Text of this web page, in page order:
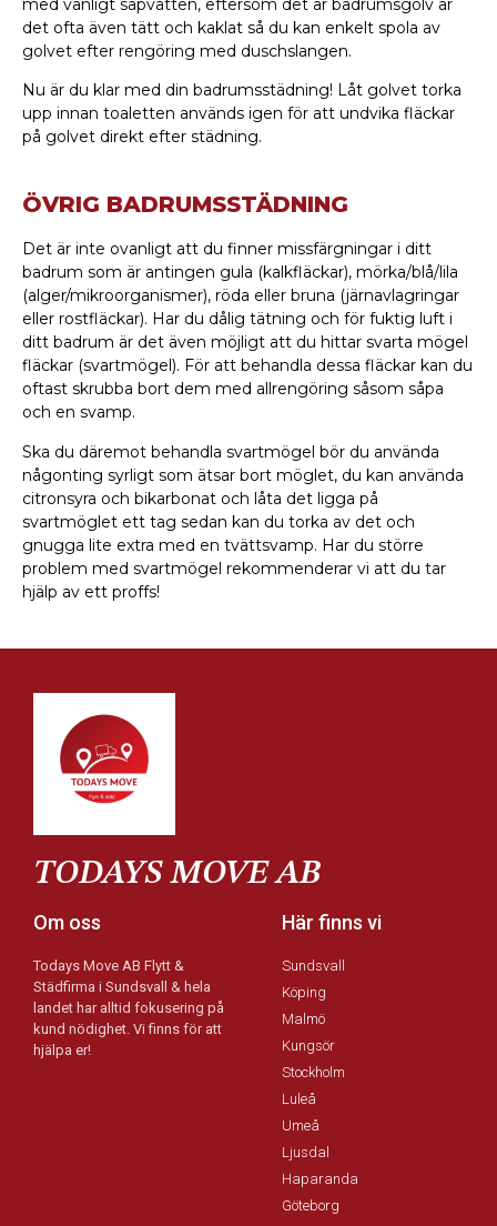
med vanligt såpvatten, eftersom det är badrumsgolv är
det ofta även tätt och kaklat så du kan enkelt spola av
golvet efter rengöring med duschslangen.
Nu är du klar med din badrumsstädning! Låt golvet torka
upp innan toaletten används igen för att undvika fläckar
på golvet direkt efter städning.
ÖVRIG BADRUMSSTÄDNING
Det är inte ovanligt att du finner missfärgningar i ditt
badrum som är antingen gula (kalkfläckar), mörka/blå/lila
(alger/mikroorganismer), röda eller bruna (järnavlagringar
eller rostfläckar). Har du dålig tätning och för fuktig luft i
ditt badrum är det även möjligt att du hittar svarta mögel
fläckar (svartmögel). För att behandla dessa fläckar kan du
oftast skrubba bort dem med allrengöring såsom såpa
och en svamp.
Ska du däremot behandla svartmögel bör du använda
någonting syrligt som ätsar bort möglet, du kan använda
citronsyra och bikarbonat och låta det ligga på
svartmöglet ett tag sedan kan du torka av det och
gnugga lite extra med en tvättsvamp. Har du större
problem med svartmögel rekommenderar vi att du tar
hjälp av ett proffs!
TODAYS MOVE AB
Om oss
Todays Move AB Flytt &
Städfirma i Sundsvall & hela
landet har alltid fokusering på
kund nödighet. Vi finns för att
hjälpa er!
Här finns vi
Sundsvall
Köping
Malmö
Kungsör
Stockholm
Luleå
Umeå
Ljusdal
Haparanda
Göteborg